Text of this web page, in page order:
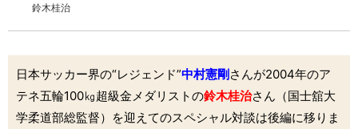
鈴木桂治
日本サッカー界の“レジェンド”中村憲剛 さんが2004年のア
テネ五輪100㎏超級金メダリストの鈴木桂治さん（国士舘大
学柔道部総監督）を迎えてのスペシャル対談は後編に移りま